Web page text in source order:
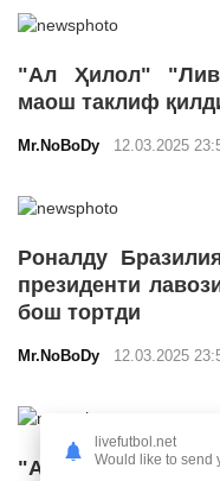
"Ал Ҳилол"
маош таклиф
Mr.NoBoDy 12.03.2025
Роналду
президенти
бош тортди
Mr.NoBoDy 12.03.2025
"Арсенал"
livefutbol.net
Would like to send